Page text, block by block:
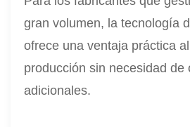
gran volumen, la tecnología
ofrece una ventaja práctica
producción sin necesidad de
adicionales.